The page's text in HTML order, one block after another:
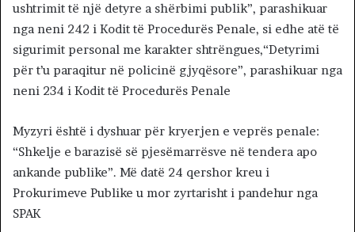
ushtrimit të një detyre a shërbimi publik”, parashikuar
nga neni 242 i Kodit të Procedurës Penale, si edhe atë të
sigurimit personal me karakter shtrëngues,“Detyrimi
për t’u paraqitur në policinë gjyqësore”, parashikuar nga
neni 234 i Kodit të Procedurës Penale
Myzyri është i dyshuar për kryerjen e veprës penale:
“Shkelje e barazisë së pjesëmarrësve në tendera apo
ankande publike”. Më datë 24 qershor kreu i
Prokurimeve Publike u mor zyrtarisht i pandehur nga
SPAK